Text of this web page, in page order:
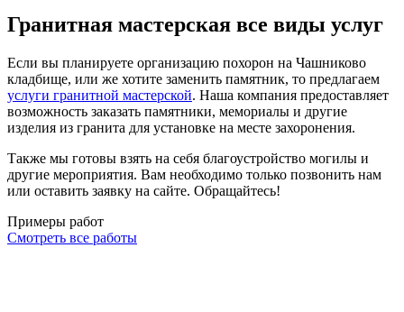
Гранитная мастерская все виды услуг
Если вы планируете организацию похорон на Чашниково
кладбище, или же хотите заменить памятник, то предлагаем
услуги гранитной мастерской. Наша компания предоставляет
возможность заказать памятники, мемориалы и другие
изделия из гранита для установке на месте захоронения.
Также мы готовы взять на себя благоустройство могилы и
другие мероприятия. Вам необходимо только позвонить нам
или оставить заявку на сайте. Обращайтесь!
Примеры работ
Смотреть все работы